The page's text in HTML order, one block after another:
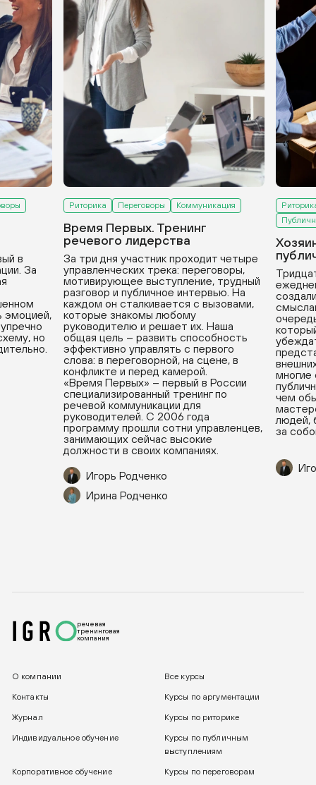
в
За
эмоцией,
но
Риторика Переговоры Коммуникация
Время Первых. Тренинг
речевого лидерства
За три дня участник проходит четыре
управленческих трека: переговоры,
мотивирующее выступление, трудный
разговор и публичное интервью. На
каждом он сталкивается с вызовами,
которые знакомы любому
руководителю и решает их. Наша
общая цель – развить способность
эффективно управлять с первого
слова: в переговорной, на сцене, в
конфликте и перед камерой.
«Время Первых» – первый в России
специализированный тренинг по
речевой коммуникации для
руководителей. С 2006 года
программу прошли сотни управленцев,
занимающих сейчас высокие
должности в своих компаниях.
Игорь Родченко
Ирина Родченко
многие
чем
людей,
за
речевая
тренинговая
компания
О компании Все курсы
Контакты Курсы по аргументации
Журнал Курсы по риторике
Индивидуальное обучение
Курсы по публичным
выступлениям
Корпоративное обучение Курсы по переговорам